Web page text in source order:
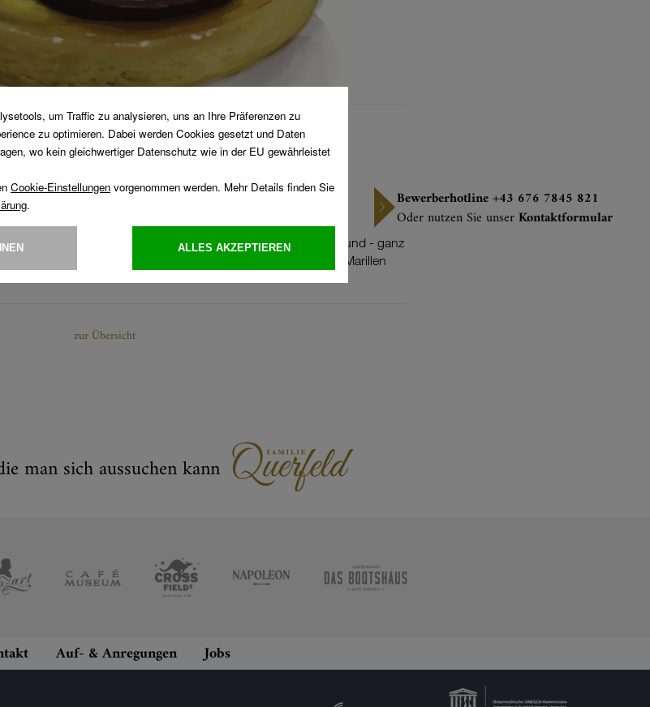
...
Kreationen aus Landtmann’s feiner Patisserie.
Brombeer-Lavendel Törtchen, das Himbeer-Vanille Schüsserl und - ganz
zu vergessen natürlich der Waldbeer Fleck sowie unsere Marillen
zur Übersicht
man sich aussuchen kann
Auf- & Anregungen Jobs
Bewerberhotline +43 676 7845 821
Oder nutzen Sie unserKontaktformular